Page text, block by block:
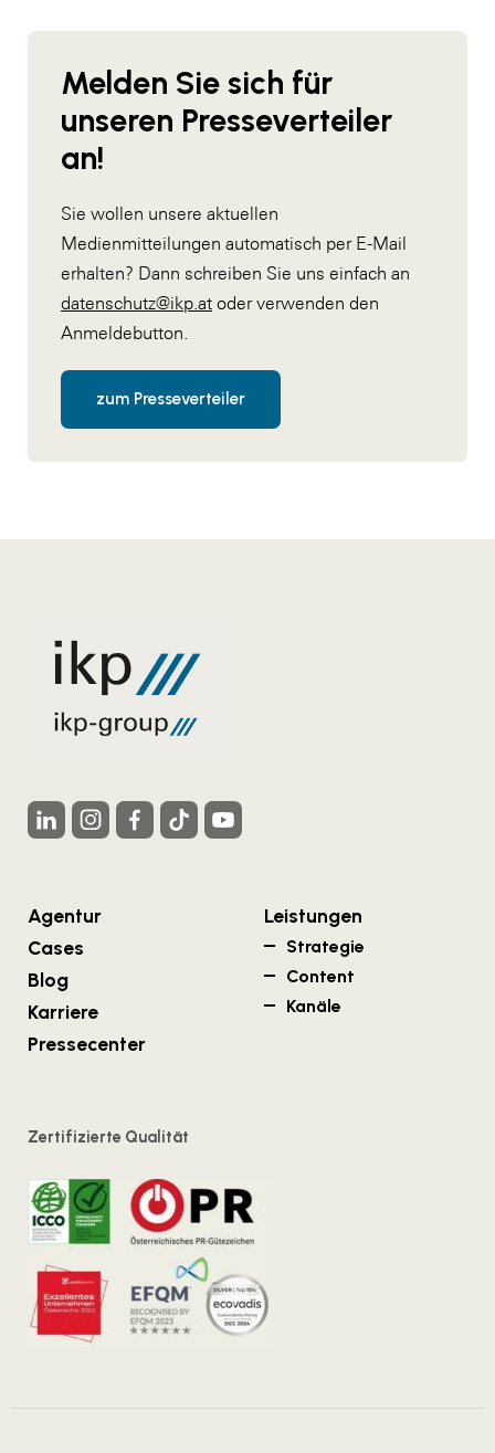
Melden Sie sich für
unseren Presseverteiler
an!
Sie wollen unsere aktuellen
Medienmitteilungen automatisch per E-Mail
erhalten? Dann schreiben Sie uns einfach an
datenschutz@ikp.at oder verwenden den
Anmeldebutton.
zum Presseverteiler
Agentur
Cases
Blog
Karriere
Pressecenter
Leistungen
Strategie
Content
Kanäle
Zertifizierte Qualität